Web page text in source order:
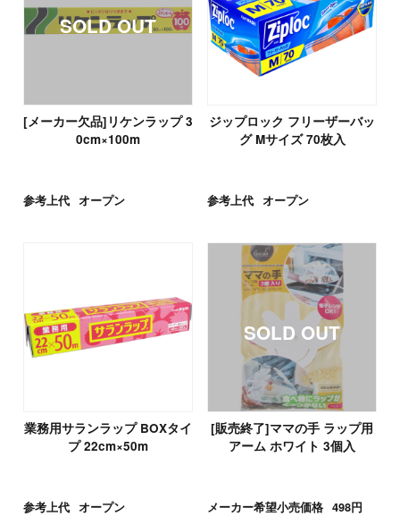
[メーカー欠品]リケンラップ 3
0cm×100m
参考上代 オープン
ジップロック フリーザーバッ
グ Mサイズ 70枚入
参考上代 オープン
業務用サランラップ BOXタイ
プ 22cm×50m
参考上代 オープン
[販売終了]ママの手 ラップ用
アーム ホワイト 3個入
メーカー希望小売価格 498円